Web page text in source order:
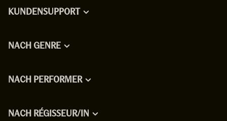
KUNDENSUPPORT
NACH GENRE
NACH PERFORMER
NACH RÉGISSEUR/IN